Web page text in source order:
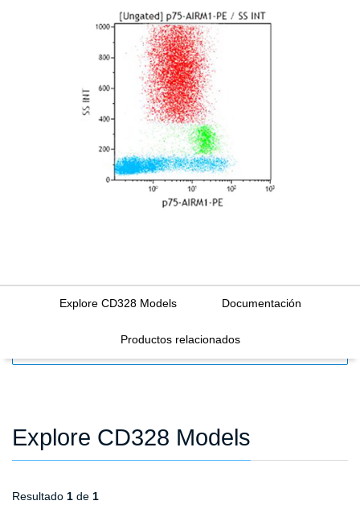
Explore CD328 Models Documentación
Productos relacionados
Explore CD328 Models
Resultado 1 de 1